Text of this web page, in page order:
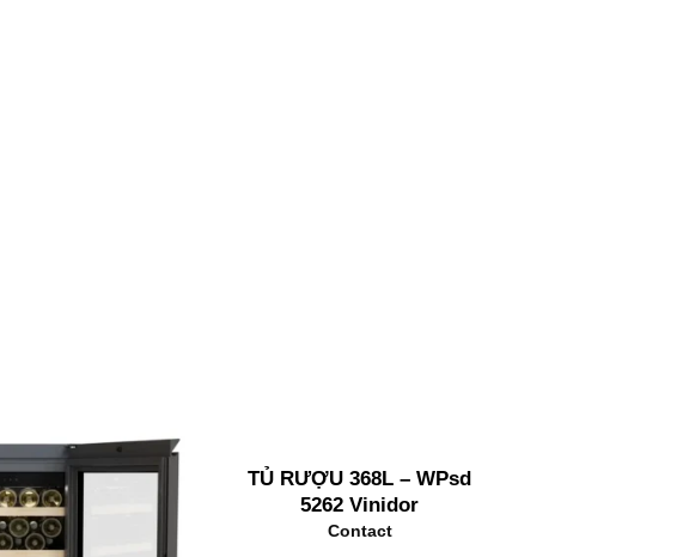
TỦ RƯỢU 368L – WPsd
5262 Vinidor
Contact